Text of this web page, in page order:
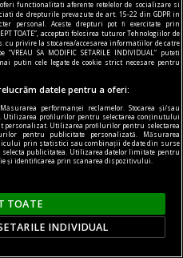
functionalitati aferente retelelor de socializare si
de drepturile prevazute de art. 15-22 din GDPR in
personal. Aceste drepturi pot fi exercitate prin
TOATE”, acceptati folosirea tuturor Tehnologiilor de
cu privire la stocarea/accesarea informatiilor de catre
SA MODIFIC SETARILE INDIVIDUAL” puteti
putin cele legate de cookie strict necesare pentru
datele pentru a oferi:
performanței reclamelor. Stocarea și/sau
Utilizarea profilurilor pentru selectarea conținutului
personalizat. Utilizarea profilurilor pentru selectarea
pentru publicitate personalizată. Măsurarea
prin statistici sau combinații de date din surse
publicitatea. Utilizarea datelor limitate pentru
și identificarea prin scanarea dispozitivului.
TOATE
INDIVIDUAL